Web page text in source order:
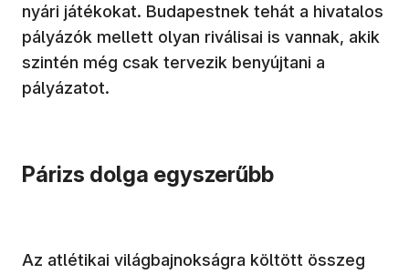
nyári játékokat. Budapestnek tehát a hivatalos
pályázók mellett olyan riválisai is vannak, akik
szintén még csak tervezik benyújtani a
pályázatot.
Párizs dolga egyszerűbb
Az atlétikai világbajnokságra költött összeg